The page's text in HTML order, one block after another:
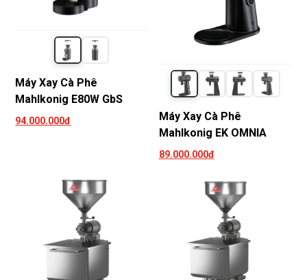
Máy Xay Cà Phê
Mahlkonig E80W GbS
94.000.000đ
Máy Xay Cà Phê
Mahlkonig EK OMNIA
89.000.000đ